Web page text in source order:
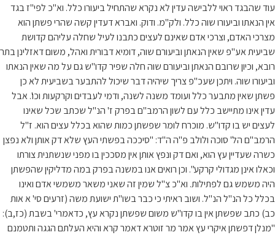
עוד שהבגד ראוי ללבישה עדין לא נקרא שהתחיל ביעורו כלל. וא"כ לפי"ז בגד
אין הנאתו וביעורו שוה כלל. ולק"מ. ודוק. ואברא דעדין קשה שהרי פשתן הוא
מצרכי האדם, וצרכי אדם שאינם לעצים כתבנו לעיל שחלה עליהם קדושת
שביעית אע"פ שאין הנאתן וביעורם שוה, דומיא דבורית ואהל, משום דאזלינן בתר
רובא, וכיון שרובם הנאתן וביעורם שוה חלה שפיר קדו"ש גם על מה שאין הנאתו
וביעורו שוה. ויתכן שעכ"פ צריך שיהיה דבר שיכול להתבער בשביעית לא כן
פשתן שאין מתבער כלל ועומד משנה לשנה, ודמי לעבדים וקרקעות וכו'. אבל
עדין אינו מתיישב כלל עם לשון הרמב"ם בפרק ז' הנ"ל שכתב שכל שאינו
לעצים יש בו קדו"ש. מוכרח לומר שפשתן כמות שהוא בכלל עצים הוא. ז"ל
הרמב"ם הל' סוכה ולולב פ"ה ה"ד: "סיככה בפשתי העץ שלא דק אותן ולא נפצן
כשרה שעדיין עץ הוא, ואם דק ונפץ אותן אין מסככין בו מפני שנשתנית צורתו
וכאלו אינן מגדולי קרקע". וכן רואים אנו במשנה בפרק במה מדליקין שהפשתן
היה משמש גם לפתילות. וא"כ צ"ל שמין זה שאני משאר משמשי אדם ואינו
בכלל כל הנ"ל הנ"ל. ושוב ראיתי כי כבר בשו"ת ישועת משה (זרעים סי' א אות
כב) כתב שפשתן אין בו קדו"ש משום שפשתן נקרא עץ, כדאמרי' בשבת (כז,ב):
"מנלן דפשתן איקרי עץ אמר מר זוטרא דאמר קרא והיא העלתם הגגה ותטמנם